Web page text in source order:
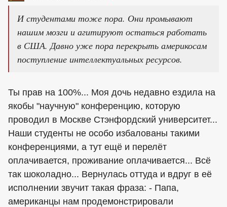
И студентами тоже пора. Они промывают
нашим мозги и агитируют остаться работать
в США. Давно уже пора перекрыть америкосам
поступление интеллектуальных ресурсов.
Ты прав на 100%... Моя дочь недавно ездила на
якобы "научную" конференцию, которую
проводил в Москве Стэнфордский университет...
Наши студенты не особо избалованы такими
конференциями, а тут ещё и перелёт
оплачивается, проживание оплачивается... Всё
так шоколадно... Вернулась оттуда и вдруг в её
исполнении звучит такая фраза: - Папа,
американцы нам продемонстрировали